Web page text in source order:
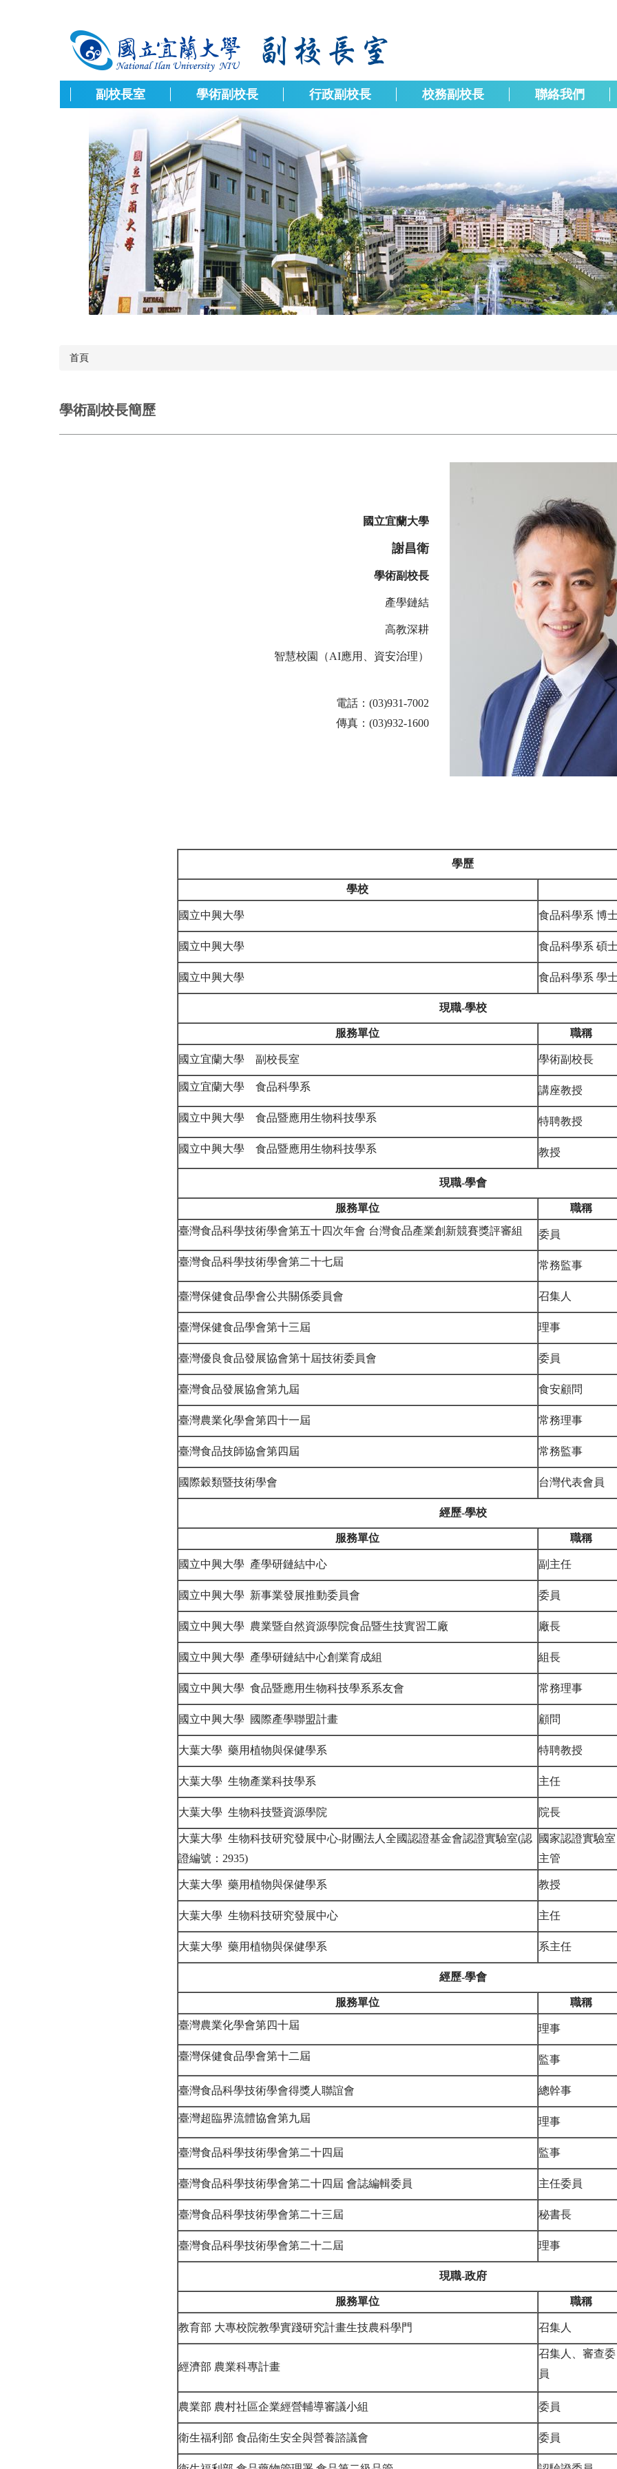
副校長室 學術副校長 行政副校長 校務副校長 聯絡我們
首頁
學術副校長簡歷
國立宜蘭大學
謝昌衛
學術副校長
產學鏈結
高教深耕
智慧校園（AI應用、資安治理）
電話： (03)931-7002
傳真： (03)932-1600
學歷
學校
國立中興大學 食品科學系 博
國立中興大學 食品科學系 碩
國立中興大學 食品科學系 學
現職-學校
服務單位 職稱
國立宜蘭大學 副校長室 學術副校長
國立宜蘭大學 食品科學系 講座教授
國立中興大學 食品暨應用生物科技學系 特聘教授
國立中興大學 食品暨應用生物科技學系 教授
現職-學會
服務單位
職稱
臺灣食品科學技術學會第五十四次年會 台灣食品產業創新競賽獎評審組
委員
臺灣食品科學技術學會第二十七屆 常務監事
臺灣保健食品學會公共關係委員會 召集人
臺灣保健食品學會第十三屆 理事
臺灣優良食品發展協會第十屆技術委員會 委員
臺灣食品發展協會第九屆 食安顧問
臺灣農業化學會第四十一屆 常務理事
臺灣食品技師協會第四屆 常務監事
國際穀類暨技術學會 台灣代表會員
經歷-學校
服務單位 職稱
國立中興大學 產學研鏈結中心 副主任
國立中興大學 新事業發展推動委員會 委員
國立中興大學 農業暨自然資源學院食品暨生技實習工廠 廠長
國立中興大學 產學研鏈結中心創業育成組 組長
國立中興大學 食品暨應用生物科技學系系友會 常務理事
國立中興大學 國際產學聯盟計畫 顧問
大葉大學 藥用植物與保健學系 特聘教授
大葉大學 生物產業科技學系 主任
大葉大學 生物科技暨資源學院 院長
大葉大學 生物科技研究發展中心-財團法人全國認證基金會認證實驗室(認
證編號：2935)
國家認證實驗室
主管
大葉大學 藥用植物與保健學系 教授
大葉大學 生物科技研究發展中心 主任
大葉大學 藥用植物與保健學系 系主任
經歷-學會
服務單位
職稱
臺灣農業化學會第四十屆
理事
臺灣保健食品學會第十二屆 監事
臺灣食品科學技術學會得獎人聯誼會 總幹事
臺灣超臨界流體協會第九屆 理事
臺灣食品科學技術學會第二十四屆 監事
臺灣食品科學技術學會第二十四屆 會誌編輯委員 主任委員
臺灣食品科學技術學會第二十三屆 秘書長
臺灣食品科學技術學會第二十二屆 理事
現職-政府
服務單位 職稱
教育部 大專校院教學實踐研究計畫生技農科學門 召集人
經濟部 農業科專計畫
召集人、 審查委
員
農業部 農村社區企業經營輔導審議小組 委員
衛生福利部 食品衛生安全與營養諮議會 委員